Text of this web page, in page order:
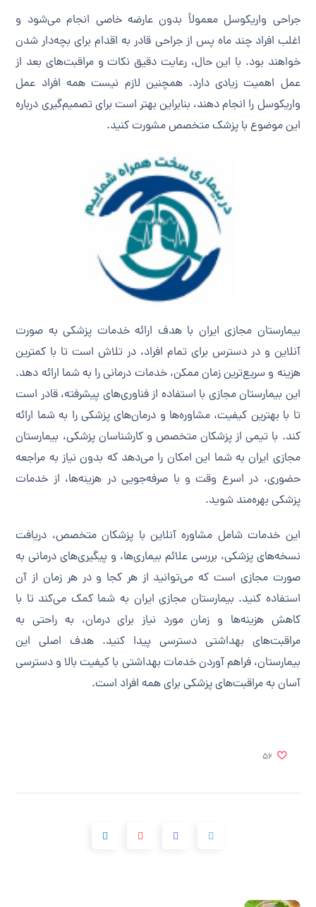
جراحی واریکوسل معمولاً بدون عارضه خاصی انجام می‌شود و
اغلب افراد چند ماه پس از جراحی قادر به اقدام برای بچه‌دار شدن
خواهند بود. با این حال، رعایت دقیق نکات و مراقبت‌های بعد از
عمل اهمیت زیادی دارد. همچنین لازم نیست همه افراد عمل
واریکوسل را انجام دهند، بنابراین بهتر است برای تصمیم‌گیری درباره
این موضوع با پزشک متخصص مشورت کنید.
بیمارستان مجازی ایران با هدف ارائه خدمات پزشکی به صورت
آنلاین و در دسترس برای تمام افراد، در تلاش است تا با کمترین
هزینه و سریع‌ترین زمان ممکن، خدمات درمانی را به شما ارائه دهد.
این بیمارستان مجازی با استفاده از فناوری‌های پیشرفته، قادر است
تا با بهترین کیفیت، مشاوره‌ها و درمان‌های پزشکی را به شما ارائه
کند. با تیمی از پزشکان متخصص و کارشناسان پزشکی، بیمارستان
مجازی ایران به شما این امکان را می‌دهد که بدون نیاز به مراجعه
حضوری، در اسرع وقت و با صرفه‌جویی در هزینه‌ها، از خدمات
پزشکی بهره‌مند شوید.
این خدمات شامل مشاوره آنلاین با پزشکان متخصص، دریافت
نسخه‌های پزشکی، بررسی علائم بیماری‌ها، و پیگیری‌های درمانی به
صورت مجازی است که می‌توانید از هر کجا و در هر زمان از آن
استفاده کنید. بیمارستان مجازی ایران به شما کمک می‌کند تا با
کاهش هزینه‌ها و زمان مورد نیاز برای درمان، به راحتی به
مراقبت‌های بهداشتی دسترسی پیدا کنید. هدف اصلی این
بیمارستان، فراهم آوردن خدمات بهداشتی با کیفیت بالا و دسترسی
آسان به مراقبت‌های پزشکی برای همه افراد است.
56